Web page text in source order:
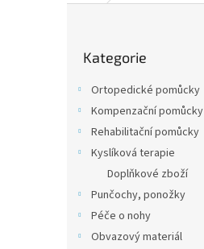
kategorie
Kategorie
Ortopedické pomůcky
Kompenzační pomůcky
Rehabilitační pomůcky
Kyslíková terapie
Doplňkové zboží
Punčochy, ponožky
Péče o nohy
Obvazový materiál